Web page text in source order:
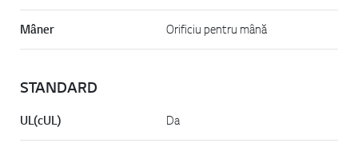
Mâner Orificiu pentru mână
STANDARD
UL(cUL) Da